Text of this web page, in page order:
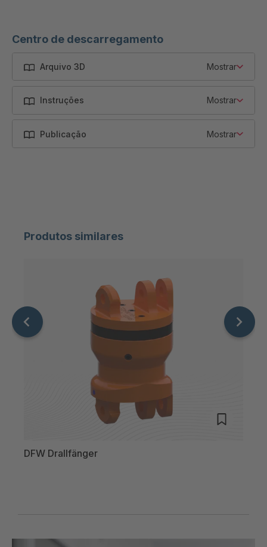
Centro de descarregamento
Arquivo 3D Mostrar
Instruções Mostrar
Publicação Mostrar
Produtos similares
DFW Drallfänger